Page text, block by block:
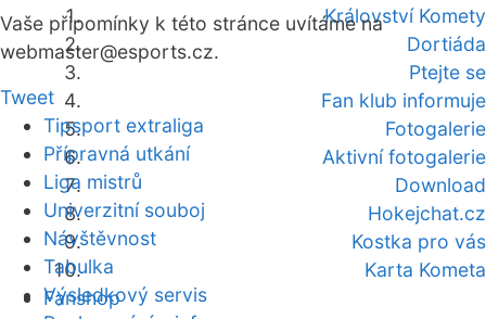
Království Komety
Dortiáda
Ptejte se
Fan klub informuje
Fotogalerie
Aktivní fotogalerie
Download
Hokejchat.cz
Kostka pro vás
Karta Kometa
Fanshop
Vaše připomínky k této stránce uvítáme na
webmaster@esports.cz.
Tweet
Tipsport extraliga
Přípravná utkání
Liga mistrů
Univerzitní souboj
Návštěvnost
Tabulka
Výsledkový servis